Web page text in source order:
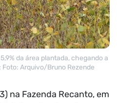
da área plantada, chegando a
Arquivo/Bruno Rezende
na Fazenda Recanto, em